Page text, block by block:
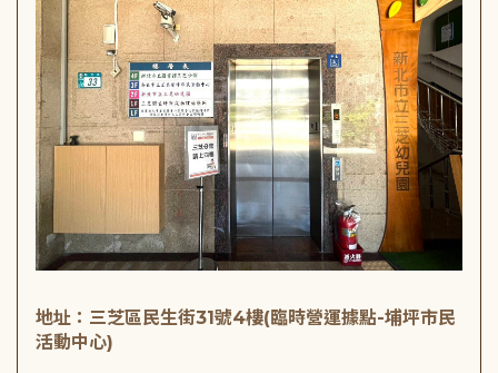
地址：三芝區民生街31號4樓(臨時營運據點-埔坪市民
活動中心)